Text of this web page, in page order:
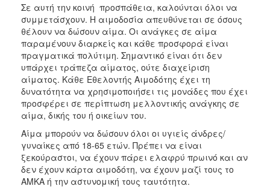
ΤΟΠΟΣ
ΠΟΛΙΤΙΣΜΟΣ
ΑΝΘΕΚΤΙΚΗ
ΠΟΛΗ
Σε αυτή την κοινή προσπάθεια, καλούνται όλοι να
συμμετάσχουν. Η αιμοδοσία απευθύνεται σε όσους
θέλουν να δώσουν αίμα. Οι ανάγκες σε αίμα
παραμένουν διαρκείς και κάθε προσφορά είναι
πραγματικά πολύτιμη. Σημαντικό είναι ότι δεν
υπάρχει τράπεζα αίματος, ούτε διαχείριση
αίματος. Κάθε Εθελοντής Αιμοδότης έχει τη
δυνατότητα να χρησιμοποιήσει τις μονάδες που έχει
προσφέρει σε περίπτωση μελλοντικής ανάγκης σε
αίμα, δικής του ή οικείων του.
Αίμα μπορούν να δώσουν όλοι οι υγιείς άνδρες/
γυναίκες από 18-65 ετών. Πρέπει να είναι
ξεκούραστοι, να έχουν πάρει ελαφρύ πρωινό και αν
δεν έχουν κάρτα αιμοδότη, να έχουν μαζί τους το
ΑΜΚΑ ή την αστυνομική τους ταυτότητα.